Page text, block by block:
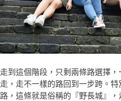
走到這個階段，只剩兩條路選擇
走，走不一樣的路回到一步跨。
路，這條就是俗稱的『野長城』，